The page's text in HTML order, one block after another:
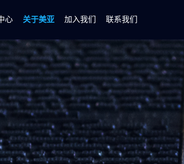
心
训 证书查询
关于美亚
公司简介 新闻动态
加入我们 联系我们